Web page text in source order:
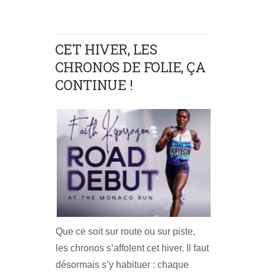
CET HIVER, LES
CHRONOS DE FOLIE, ÇA
CONTINUE !
Que ce soit sur route ou sur piste,
les chronos s’affolent cet hiver. Il faut
désormais s’y habituer : chaque